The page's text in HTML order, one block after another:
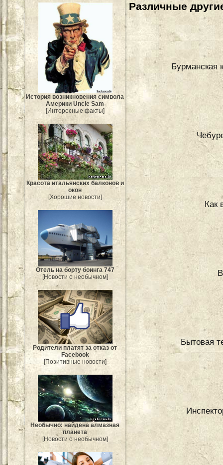
История возникновения символа
Америки Uncle Sam
[Интересные факты]
Красота итальянских балконов и
окон
[Хорошие новости]
Отель на борту боинга 747
[Новости о необычном]
Родители платят за отказ от
Facebook
[Позитивные новости]
Необычно: найдена алмазная
планета
[Новости о необычном]
Различные
Бурманская
Как
Бытовая